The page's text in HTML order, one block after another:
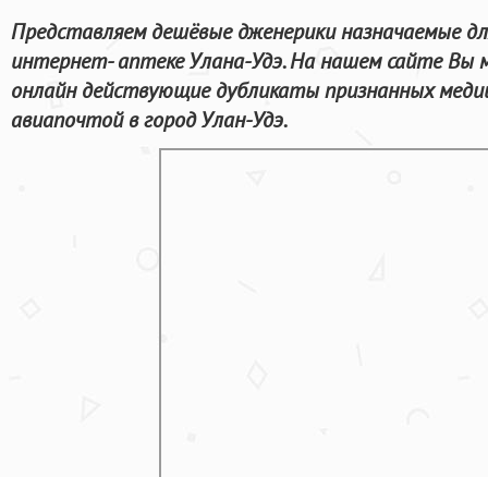
Представляем дешёвые дженерики назначаемые
интернет- аптеке Улана-Удэ. На нашем сайте Вы
онлайн действующие дубликаты признанных
авиапочтой в город Улан-Удэ.